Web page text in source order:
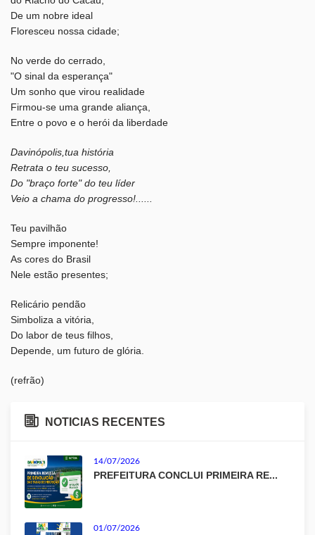
De um nobre ideal
Floresceu nossa cidade;
No verde do cerrado,
"O sinal da esperança"
Um sonho que virou realidade
Firmou-se uma grande aliança,
Entre o povo e o herói da liberdade
Davinópolis,tua história
Retrata o teu sucesso,
Do "braço forte" do teu líder
Veio a chama do progresso!......
Teu pavilhão
Sempre imponente!
As cores do Brasil
Nele estão presentes;
Relicário pendão
Simboliza a vitória,
Do labor de teus filhos,
Depende, um futuro de glória.
(refrão)
NOTICIAS RECENTES
14/07/2026
PREFEITURA CONCLUI PRIMEIRA RE...
01/07/2026